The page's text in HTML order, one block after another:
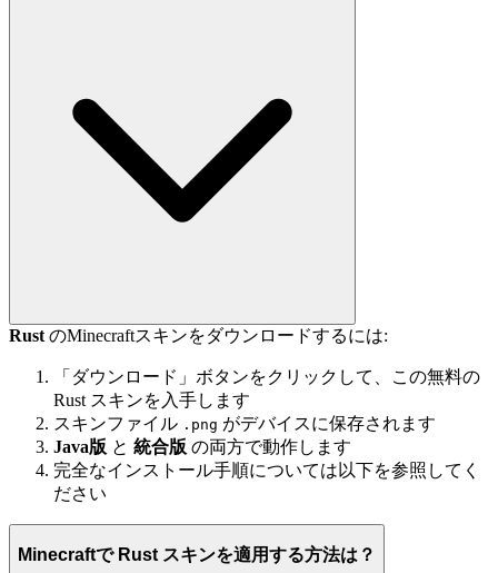
Rust のMinecraftスキンをダウンロードするには:
「ダウンロード」ボタンをクリックして、この無料の
Rust スキンを入手します
スキンファイル .png がデバイスに保存されます
Java版 と 統合版 の両方で動作します
完全なインストール手順については以下を参照してく
ださい
Minecraftで Rust スキンを適用する方法は？